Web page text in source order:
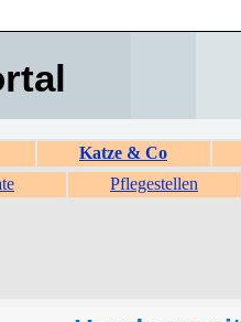
Katze & Co
Pflegestellen